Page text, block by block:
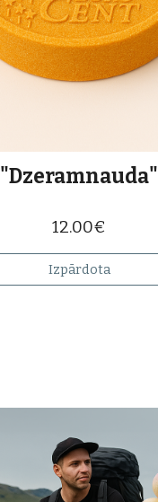
"Dzeramnauda"
12.00€
Izpārdota